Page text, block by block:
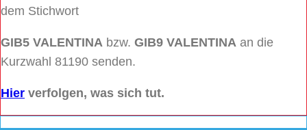
dem Stichwort
GIB5 VALENTINA bzw. GIB9 VALENTINA an die
Kurzwahl 81190 senden.
Hier verfolgen, was sich tut.